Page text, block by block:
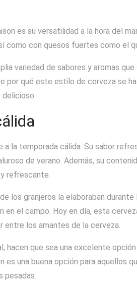
es su versatilidad a la hora del
como con quesos fuertes como el
variedad de sabores y aromas
por qué este estilo de cerveza se
delicioso.
la temporada cálida. Su sabor
de verano. Además, su
refrescante.
los granjeros la elaboraban
en el campo. Hoy en día, esta
entre los amantes de la cerveza.
hacen que sea una excelente opción
una buena opción para aquellos
pesadas.